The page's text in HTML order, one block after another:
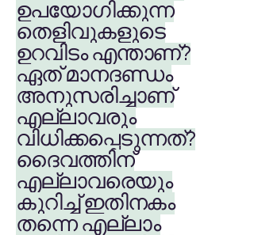
ഉപയോഗിക്കുന്ന
തെളിവുകളുടെ
ഉറവിടം എന്താണ്?
ഏത് മാനദണ്ഡം
അനുസരിച്ചാണ്
എല്ലാവരും
വിധിക്കപ്പെടുന്നത്?
ദൈവത്തിന്
എല്ലാവരെയും
കുറിച്ച് ഇതിനകം
തന്നെ എല്ലാം